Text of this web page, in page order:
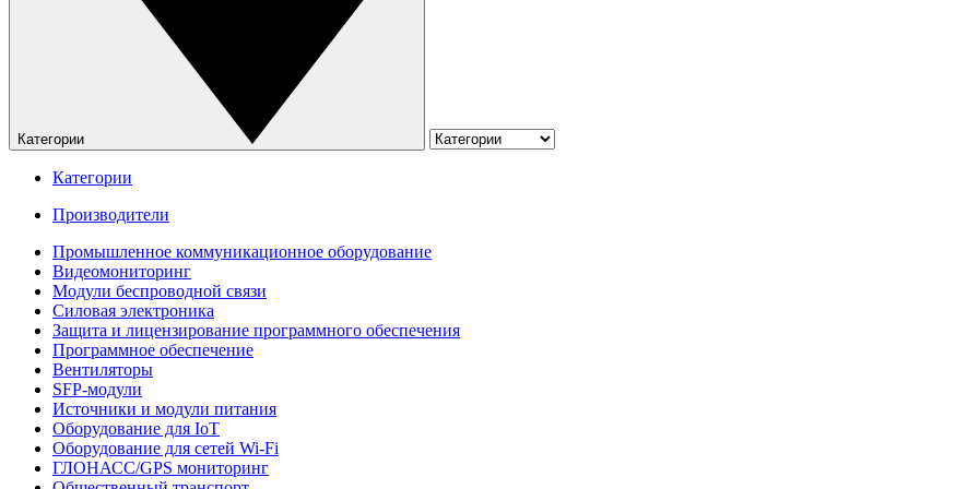
Категории
Категории
Производители
Промышленное коммуникационное оборудование
Видеомониторинг
Модули беспроводной связи
Силовая электроника
Защита и лицензирование программного обеспечения
Программное обеспечение
Вентиляторы
SFP-модули
Источники и модули питания
Оборудование для IoT
Оборудование для сетей Wi-Fi
ГЛОНАСС/GPS мониторинг